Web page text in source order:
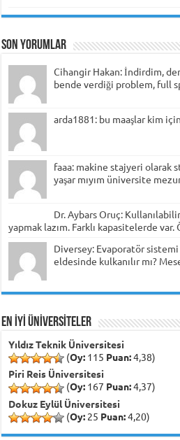
Son Yorumlar
Cihangir Hakan: İndirdim,
bende verdiği problem, full
arda1881: bu maaşlar kim
faaa: makine stajyeri olarak
yaşar mıyım üniversite
Dr. Aybars Oruç:
yapmak lazım. Farklı kapasitelerde var.
Diversey: Evaporatör
eldesinde kulkanılır mı?
EN İYİ ÜNİVERSİTELER
Yıldız Teknik Üniversitesi
(Oy: 115 Puan:4,38)
Piri Reis Üniversitesi
(Oy: 167 Puan:4,37)
Dokuz Eylül Üniversitesi
(Oy: 25 Puan:4,20)